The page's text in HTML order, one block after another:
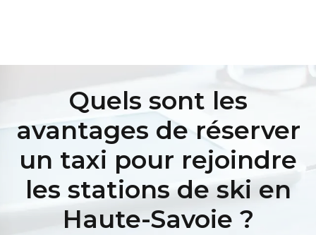
Quels sont les
avantages de réserver
un taxi pour rejoindre
les stations de ski en
Haute-Savoie ?